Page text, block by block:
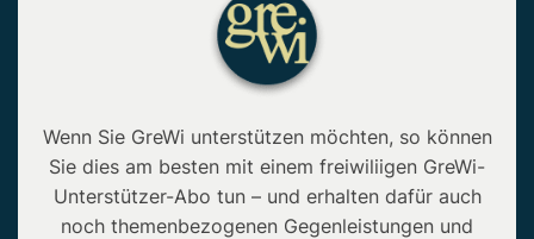
Wenn Sie GreWi unterstützen möchten, so können
Sie dies am besten mit einem freiwiliigen GreWi-
Unterstützer-Abo tun – und erhalten dafür auch
noch themenbezogenen Gegenleistungen und